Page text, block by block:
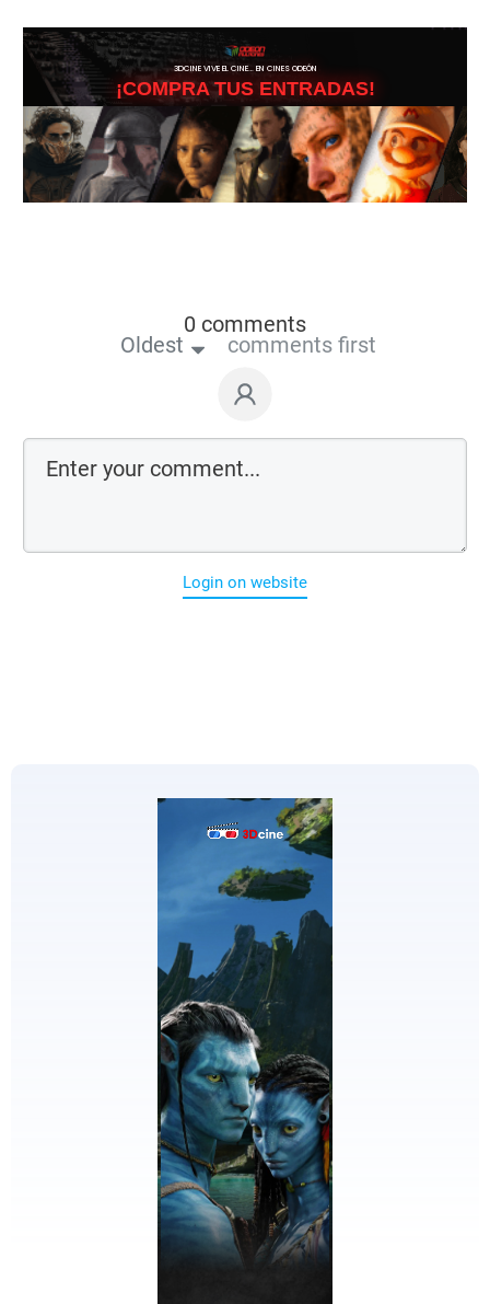
3DCINE VIVE EL CINE… EN CINES ODEÓN
¡COMPRA TUS ENTRADAS!
0 comments
Oldest comments first
Login on website